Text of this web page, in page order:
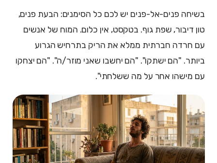
בשיחה פנים-אל-פנים יש לכם כל הסימנים: הבעת פנים,
טון דיבור, שפת גוף. בטקסט, אין כלום. המוח של אנשים
עם חרדה חברתית ממלא את הריק בתרחיש הגרוע
ביותר. "הם ישתקו". "הם יחשבו שאני מוזר/ה". "הם יצחקו
עם מישהו אחר על מה ששלחתי".